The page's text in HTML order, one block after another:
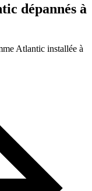
dépannés à
Atlantic installée à